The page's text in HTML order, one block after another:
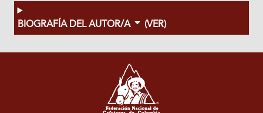
BIOGRAFÍA DEL AUTOR/A (VER)